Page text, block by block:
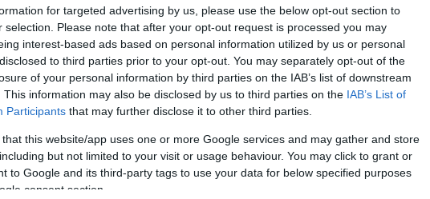
for targeted advertising by us, please use the below opt-out section to
selection. Please note that after your opt-out request is processed you may
interest-based ads based on personal information utilized by us or personal
to third parties prior to your opt-out. You may separately opt-out of the
of your personal information by third parties on the IAB’s list of downstream
This information may also be disclosed by us to third parties on the IAB’s List of
Participants that may further disclose it to other third parties.
that this website/app uses one or more Google services and may gather and store
but not limited to your visit or usage behaviour. You may click to grant or
to Google and its third-party tags to use your data for below specified purposes
consent section.
stia facendo questo per ripicca per
appaia plausibile che la ferita, come
sembra che comunque Emma
rancori o risentimenti: in fondo è passato
per tutti.
potesse mantenere dei regali